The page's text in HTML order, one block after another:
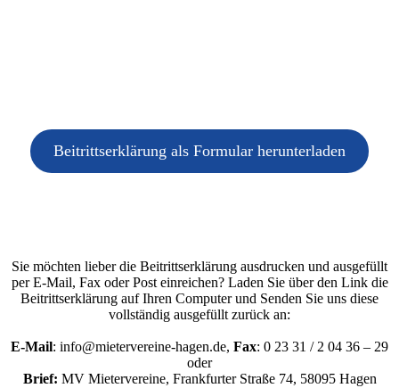
Beitrittserklärung als Formular herunterladen
Sie möchten lieber die Beitrittserklärung ausdrucken und ausgefüllt
per E-Mail, Fax oder Post einreichen? Laden Sie über den Link die
Beitrittserklärung auf Ihren Computer und Senden Sie uns diese
vollständig ausgefüllt zurück an:
E-Mail: info@mietervereine-hagen.de, Fax: 0 23 31 / 2 04 36 – 29
oder
Brief: MV Mietervereine, Frankfurter Straße 74, 58095 Hagen